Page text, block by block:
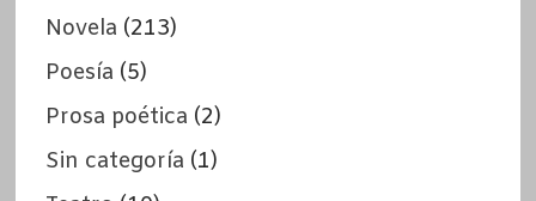
Novela (213)
Poesía (5)
Prosa poética (2)
Sin categoría (1)